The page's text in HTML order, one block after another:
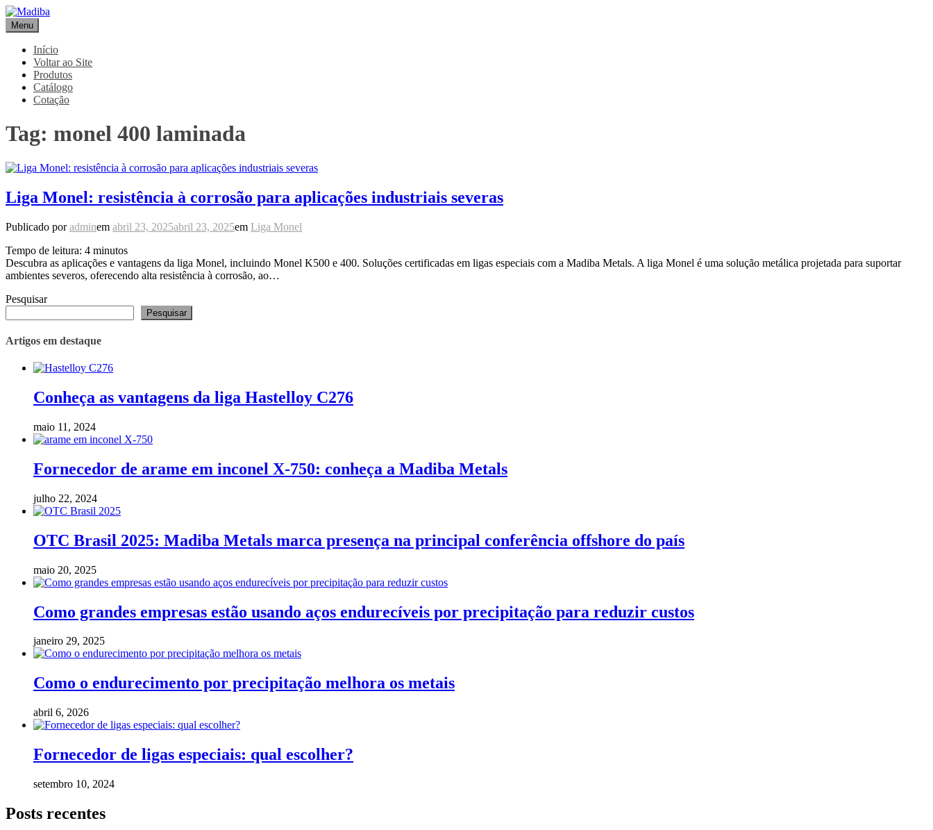
Pular
para
o
conteúdo
Madiba
Líder de Importação e Distribuição de Ligas Especiais
Menu
Início
Voltar ao Site
Produtos
Catálogo
Cotação
Tag: monel 400 laminada
Liga Monel: resistência à corrosão para aplicações industriais severas
Publicado poradminem abril 23, 2025abril 23, 2025em Liga Monel
Tempo de leitura: 4 minutos
Descubra as aplicações e vantagens da liga Monel, incluindo Monel K500 e 400. Soluções certificadas em ligas especiais com a Madiba Metals. A liga Monel é uma solução metálica projetada para suportar
ambientes severos, oferecendo alta resistência à corrosão, ao…
Pesquisar
Pesquisar
Artigos em destaque
Conheça as vantagens da liga Hastelloy C276
maio 11, 2024
Fornecedor de arame em inconel X-750: conheça a Madiba Metals
julho 22, 2024
OTC Brasil 2025: Madiba Metals marca presença na principal conferência offshore do país
maio 20, 2025
Como grandes empresas estão usando aços endurecíveis por precipitação para reduzir custos
janeiro 29, 2025
Como o endurecimento por precipitação melhora os metais
abril 6, 2026
Fornecedor de ligas especiais: qual escolher?
setembro 10, 2024
Posts recentes